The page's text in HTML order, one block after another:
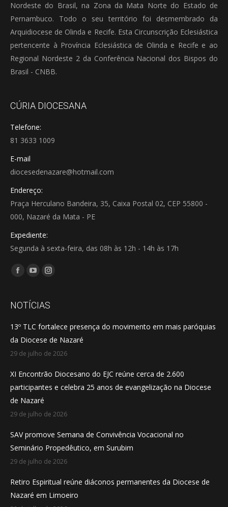
Nordeste do Brasil, na Zona da Mata Norte do Estado de
Pernambuco. Todo o seu território foi desmembrado da
Arquidiocese de Olinda e Recife. Esta Circunscrição Eclesiástica
pertencente à Província Eclesiástica de Olinda e Recife e ao
Regional Nordeste 2 da Conferência Nacional dos Bispos do
Brasil - CNBB.
CÚRIA DIOCESANA
Telefone:
81 3633 1009
E-mail
diocesedenazare@hotmail.com
Endereço:
Praça Herculano Bandeira, 35, Caixa Postal 02, CEP 55800 -
000, Nazaré da Mata - PE
Expediente:
Segunda à sexta-feira, das 08h às 12h - 14h às 17h
Encontre-nos em:
Facebook
opens
new
window
YouTube
opens
new
window
Instagram
opens
new
window
NOTÍCIAS
13º TLC fortalece presença do movimento em mais paróquias
da Diocese de Nazaré
29 de julho de 2026
XI Encontrão Diocesano do EJC reúne cerca de 2.600
participantes e celebra 25 anos de evangelização na Diocese
de Nazaré
29 de julho de 2026
SAV promove Semana de Convivência Vocacional no
Seminário Propedêutico, em Surubim
29 de julho de 2026
Retiro Espiritual reúne diáconos permanentes da Diocese de
Nazaré em Limoeiro